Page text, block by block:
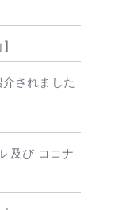
されました
及び ココナ